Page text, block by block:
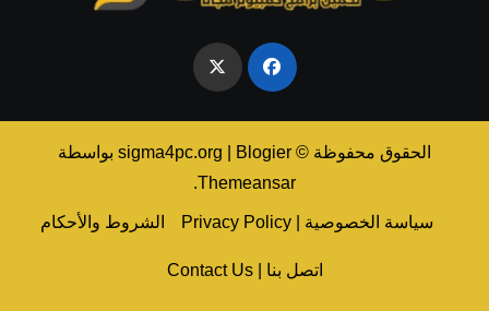
الحقوق محفوظة © sigma4pc.org Blogier
بواسطة
Themeansar
.
سياسة الخصوصية | Privacy Policy الشروط والأحكام
اتصل بنا | Contact Us